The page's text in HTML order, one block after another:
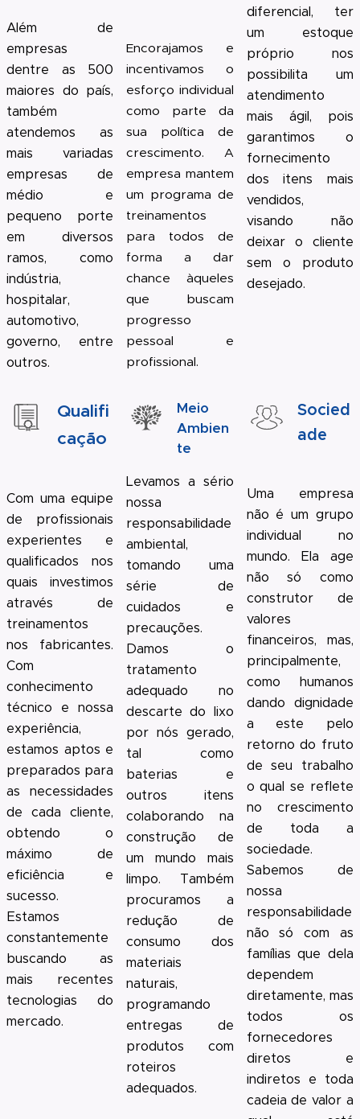
Além de
empresas
dentre as 500
maiores do país,
também
atendemos as
mais variadas
empresas de
médio e
pequeno porte
em diversos
ramos, como
indústria,
hospitalar,
automotivo,
governo, entre
outros.
Encorajamos e
incentivamos o
esforço individual
como parte da
sua política de
crescimento. A
empresa mantem
um programa de
treinamentos
para todos de
forma a dar
chance àqueles
que buscam
progresso
pessoal e
profissional.
diferencial, ter
um estoque
próprio nos
possibilita um
atendimento
mais ágil, pois
garantimos o
fornecimento
dos itens mais
vendidos,
visando não
deixar o cliente
sem o produto
desejado.
Qualifi
cação
Com uma equipe
de profissionais
experientes e
qualificados nos
quais investimos
através de
treinamentos
nos fabricantes.
Com
conhecimento
técnico e nossa
experiência,
estamos aptos e
preparados para
as necessidades
de cada cliente,
obtendo o
máximo de
eficiência e
sucesso.
Estamos
constantemente
buscando as
mais recentes
tecnologias do
mercado.
Meio
Ambien
te
Levamos a sério
nossa
responsabilidade
ambiental,
tomando uma
série de
cuidados e
precauções.
Damos o
tratamento
adequado no
descarte do lixo
por nós gerado,
tal como
baterias e
outros itens
colaborando na
construção de
um mundo mais
limpo. Também
procuramos a
redução de
consumo dos
materiais
naturais,
programando
entregas de
produtos com
roteiros
adequados.
Socied
ade
Uma empresa
não é um grupo
individual no
mundo. Ela age
não só como
construtor de
valores
financeiros, mas,
principalmente,
como humanos
dando dignidade
a este pelo
retorno do fruto
de seu trabalho
o qual se reflete
no crescimento
de toda a
sociedade.
Sabemos de
nossa
responsabilidade
não só com as
famílias que dela
dependem
diretamente, mas
todos os
fornecedores
diretos e
indiretos e toda
cadeia de valor a